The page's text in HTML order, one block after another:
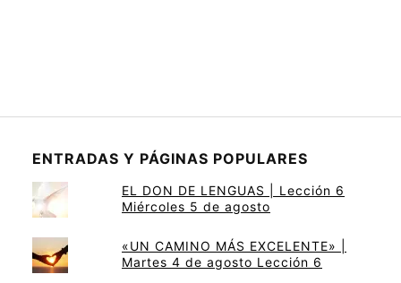
ENTRADAS Y PÁGINAS POPULARES
EL DON DE LENGUAS | Lección 6
Miércoles 5 de agosto
«UN CAMINO MÁS EXCELENTE» |
Martes 4 de agosto Lección 6